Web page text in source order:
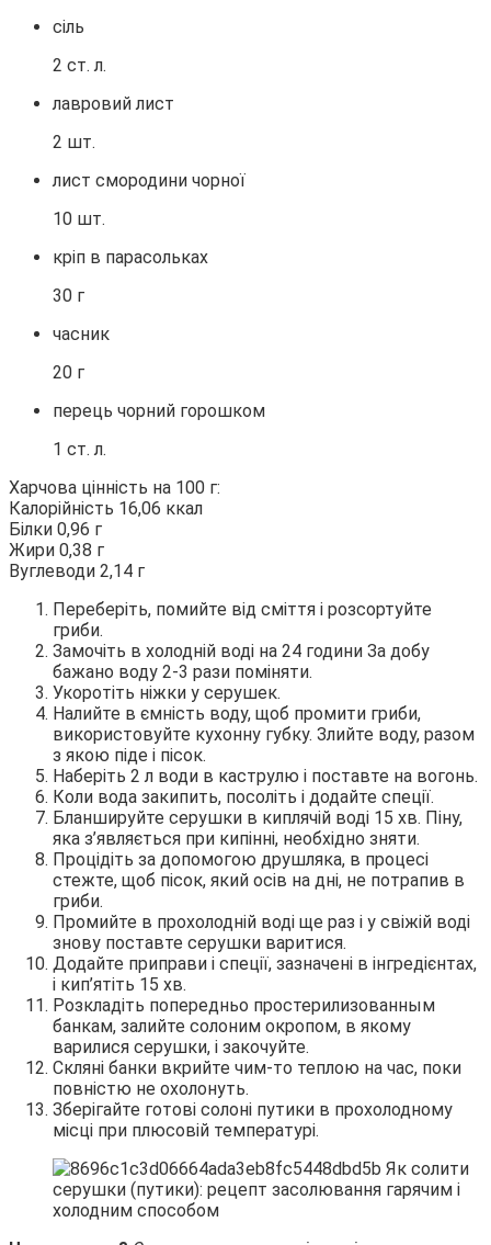
сіль
2 ст. л.
лавровий лист
2 шт.
лист смородини чорної
10 шт.
кріп в парасольках
30 г
часник
20 г
перець чорний горошком
1 ст. л.
Харчова цінність на 100 г:
Калорійність 16,06 ккал
Білки 0,96 г
Жири 0,38 г
Вуглеводи 2,14 г
Переберіть, помийте від сміття і розсортуйте
гриби.
Замочіть в холодній воді на 24 години За добу
бажано воду 2-3 рази поміняти.
Укоротіть ніжки у серушек.
Налийте в ємність воду, щоб промити гриби,
використовуйте кухонну губку. Злийте воду, разом
з якою піде і пісок.
Наберіть 2 л води в каструлю і поставте на вогонь.
Коли вода закипить, посоліть і додайте спеції.
Бланшируйте серушки в киплячій воді 15 хв. Піну,
яка з’являється при кипінні, необхідно зняти.
Процідіть за допомогою друшляка, в процесі
стежте, щоб пісок, який осів на дні, не потрапив в
гриби.
Промийте в прохолодній воді ще раз і у свіжій воді
знову поставте серушки варитися.
Додайте приправи і спеції, зазначені в інгредієнтах,
і кип’ятіть 15 хв.
Розкладіть попередньо простерилизованным
банкам, залийте солоним окропом, в якому
варилися серушки, і закочуйте.
Скляні банки вкрийте чим-то теплою на час, поки
повністю не охолонуть.
Зберігайте готові солоні путики в прохолодному
місці при плюсовій температурі.